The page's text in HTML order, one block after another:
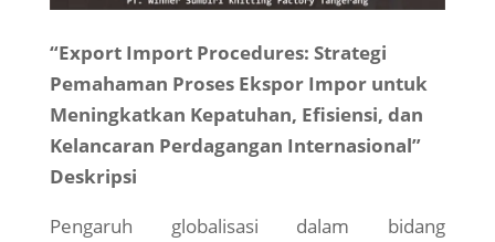
“Export Import Procedures: Strategi
Pemahaman Proses Ekspor Impor untuk
Meningkatkan Kepatuhan, Efisiensi, dan
Kelancaran Perdagangan Internasional”
Deskripsi
Pengaruh globalisasi dalam bidang